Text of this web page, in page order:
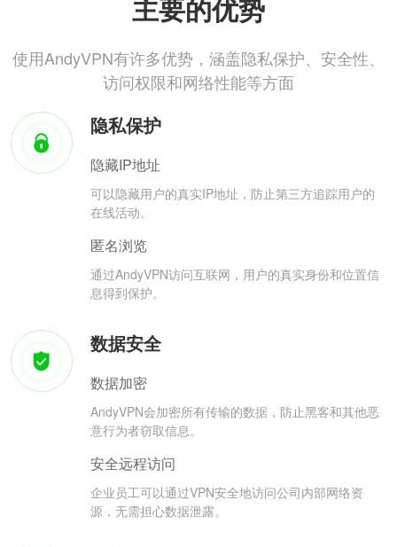
主要的优势
使用AndyVPN有许多优势，涵盖隐私保护、安全性、
访问权限和网络性能等方面
隐私保护
隐藏IP地址
可以隐藏用户的真实IP地址，防止第三方追踪用户的
在线活动。
匿名浏览
通过AndyVPN访问互联网，用户的真实身份和位置信
息得到保护。
数据安全
数据加密
AndyVPN会加密所有传输的数据，防止黑客和其他恶
意行为者窃取信息。
安全远程访问
企业员工可以通过VPN安全地访问公司内部网络资
源，无需担心数据泄露。